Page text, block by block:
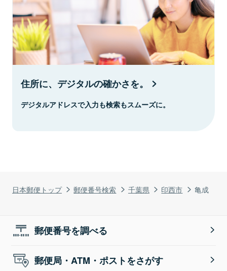
日本郵便トップ 郵便番号検索 千葉県 印西市 亀成
住所に、デジタルの確かさを。
デジタルアドレスで入力も検索もスムーズに。
郵便番号を調べる
郵便局・ATM・ポストをさがす